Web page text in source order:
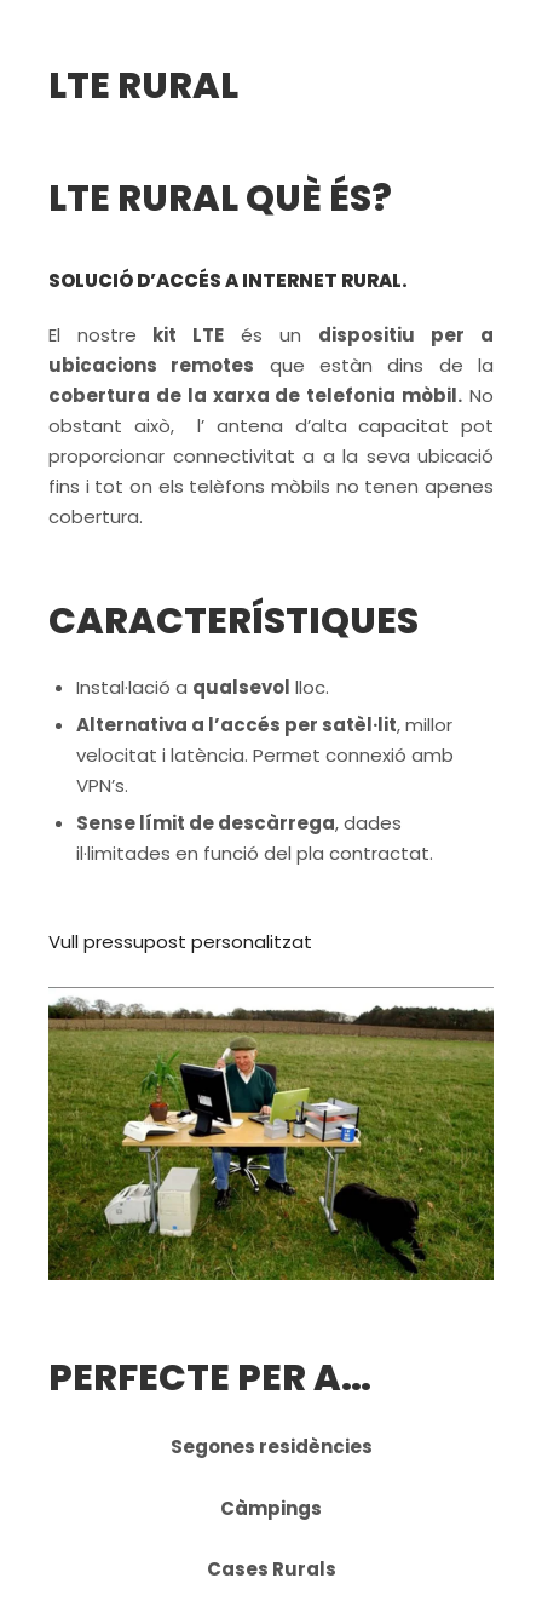
LTE RURAL
LTE RURAL QUÈ ÉS?
SOLUCIÓ D’ACCÉS A INTERNET RURAL.
El nostre kit LTE és un dispositiu per a
ubicacions remotes que estàn dins de la
cobertura de la xarxa de telefonia mòbil. No
obstant això, l’ antena d’alta capacitat pot
proporcionar connectivitat a a la seva ubicació
fins i tot on els telèfons mòbils no tenen apenes
cobertura.
CARACTERÍSTIQUES
Instal·lació a qualsevol lloc.
Alternativa a l’accés per satèl·lit, millor
velocitat i latència. Permet connexió amb
VPN’s.
Sense límit de descàrrega, dades
il·limitades en funció del pla contractat.
Vull pressupost personalitzat
PERFECTE PER A…
Segones residències
Càmpings
Cases Rurals